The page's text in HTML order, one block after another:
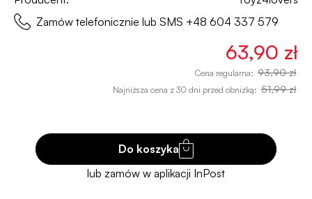
Zamów telefonicznie lub SMS +48 604 337 579
63,90 zł
Cena regularna: 93,90 zł
Najniższa cena z 30 dni przed obniżką: 51,99 zł
Do koszyka